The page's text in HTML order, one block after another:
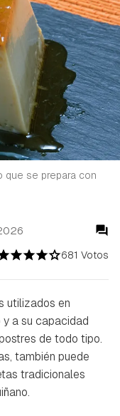
681 Votos
que se prepara con
utilizados en
a su capacidad
de todo tipo.
también puede
tradicionales